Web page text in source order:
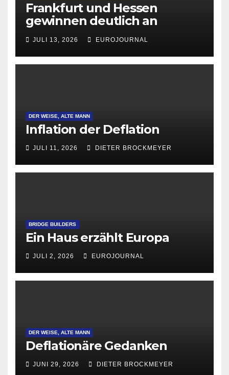
Frankfurt und Hessen
gewinnen deutlich an
Attraktivität für Startup-
Gründungen
JULI 13, 2026 EUROJOURNAL
DER WEISE, ALTE MANN
Inflation der Deflation
JULI 11, 2026 DIETER BROCKMEYER
BRIDGE BUILDERS
Ein Haus erzählt Europa
JULI 2, 2026 EUROJOURNAL
DER WEISE, ALTE MANN
Deflationäre Gedanken
JUNI 29, 2026 DIETER BROCKMEYER